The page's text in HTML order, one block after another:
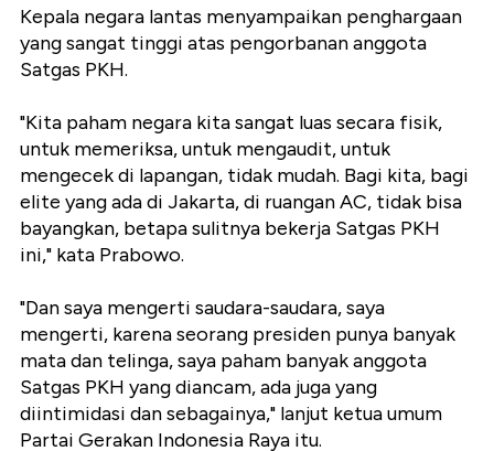
Kepala negara lantas menyampaikan penghargaan
yang sangat tinggi atas pengorbanan anggota
Satgas PKH.
"Kita paham negara kita sangat luas secara fisik,
untuk memeriksa, untuk mengaudit, untuk
mengecek di lapangan, tidak mudah. Bagi kita, bagi
elite yang ada di Jakarta, di ruangan AC, tidak bisa
bayangkan, betapa sulitnya bekerja Satgas PKH
ini," kata Prabowo.
"Dan saya mengerti saudara-saudara, saya
mengerti, karena seorang presiden punya banyak
mata dan telinga, saya paham banyak anggota
Satgas PKH yang diancam, ada juga yang
diintimidasi dan sebagainya," lanjut ketua umum
Partai Gerakan Indonesia Raya itu.